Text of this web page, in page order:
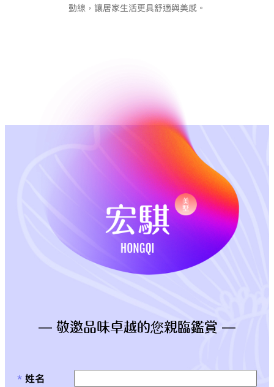
動線，讓居家生活更具舒適與美感。
— 敬邀品味卓越的您親臨鑑賞 —
* 姓名